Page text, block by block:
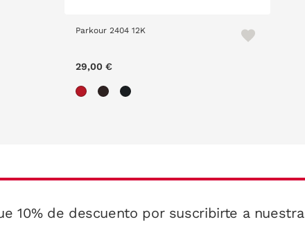
Parkour 2404 12K
29,00 €
10% de descuento por suscribirte a nuestra